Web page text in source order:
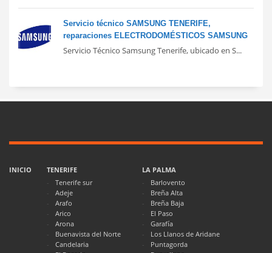
Servicio técnico SAMSUNG TENERIFE,
reparaciones ELECTRODOMÉSTICOS SAMSUNG
Servicio Técnico Samsung Tenerife, ubicado en S...
INICIO
TENERIFE
Tenerife sur
Adeje
Arafo
Arico
Arona
Buenavista del Norte
Candelaria
LA PALMA
Barlovento
Breña Alta
Breña Baja
El Paso
Garafía
Los Llanos de Aridane
Puntagorda